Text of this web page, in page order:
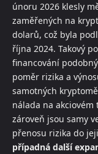
únoru 2026 klesly
zaměřených na
dolarů, což byla
října 2024. Takový
financování
poměr rizika a
samotných
nálada na
zároveň jsou samy
přenosu rizika do
případná další